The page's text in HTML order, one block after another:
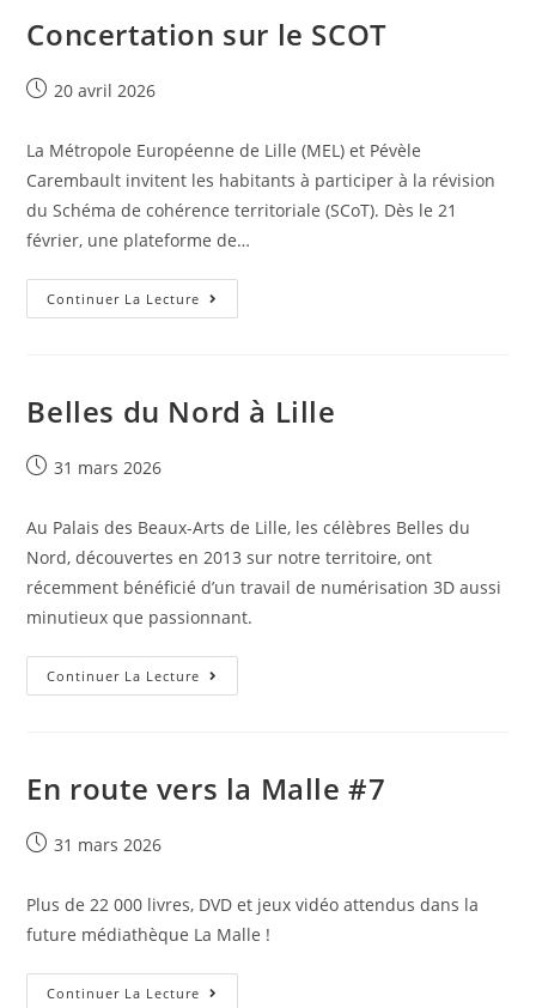
Concertation sur le SCOT
20 avril 2026
La Métropole Européenne de Lille (MEL) et Pévèle
Carembault invitent les habitants à participer à la révision
du Schéma de cohérence territoriale (SCoT). Dès le 21
février, une plateforme de…
Continuer La Lecture
Belles du Nord à Lille
31 mars 2026
Au Palais des Beaux-Arts de Lille, les célèbres Belles du
Nord, découvertes en 2013 sur notre territoire, ont
récemment bénéficié d’un travail de numérisation 3D aussi
minutieux que passionnant.
Continuer La Lecture
En route vers la Malle #7
31 mars 2026
Plus de 22 000 livres, DVD et jeux vidéo attendus dans la
future médiathèque La Malle !
Continuer La Lecture